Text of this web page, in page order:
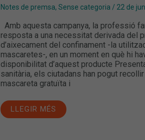
Notes de premsa, Sense categoria / 22 de
Amb aquesta campanya, la professió
resposta a una necessitat derivada del
d’aixecament del confinament -la
mascaretes-, en un moment en què hi
disponibilitat d’aquest producte
sanitària, els ciutadans han pogut
mascareta gratuïta i
LLEGIR MÉS